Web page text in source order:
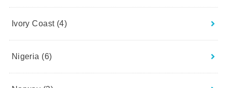
Ivory Coast (4)
Nigeria (6)